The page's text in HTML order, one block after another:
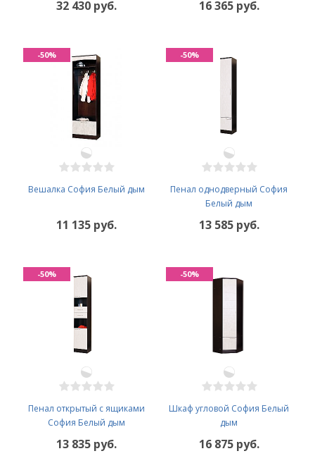
32 430 руб. 16 365 руб.
Вешалка София Белый дым
11 135 руб.
-50%
Пенал однодверный София
Белый дым
13 585 руб.
-50%
Пенал открытый с ящиками
София Белый дым
13 835 руб.
-50%
Шкаф угловой София Белый
дым
16 875 руб.
-50%